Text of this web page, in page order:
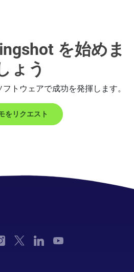
を始めま
ょう
トウェアで成功を発揮します。
をリクエスト